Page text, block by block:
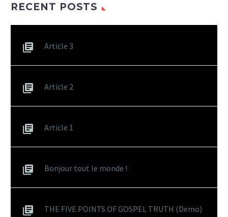
RECENT POSTS
Article 3
Article 2
Article 1
Bonjour tout le monde !
THE FIVE POINTS OF GOSPEL TRUTH (Demo)